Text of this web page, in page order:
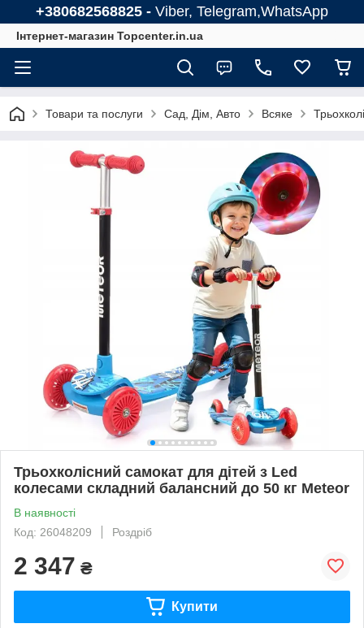
+380682568825 - Viber, Telegram,WhatsApp
Інтернет-магазин Topcenter.in.ua
Товари та послуги Сад, Дім, Авто Всяке
Трьохколісний самокат для дітей з Led
колесами складний балансний до 50 кг Meteor
В наявності
Код: 26048209
Роздріб
2 347 ₴
Купити